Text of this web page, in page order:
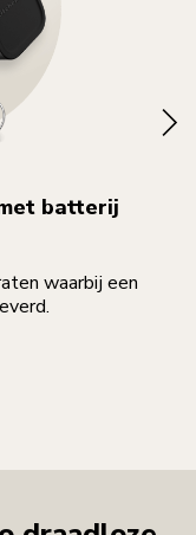
batterij
waarbij een